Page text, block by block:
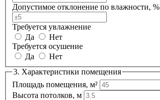
Допустимое отклонение по влажности, %
Требуется увлажнение
Да
Нет
Требуется осушение
Да
Нет
3. Характеристики помещения
Площадь помещения, м²
Высота потолков, м